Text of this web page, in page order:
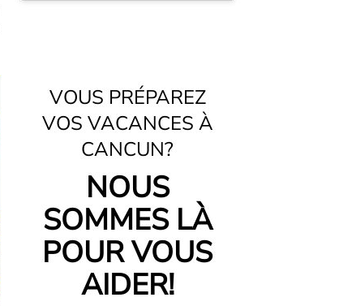
VOUS PRÉPAREZ
VOS VACANCES À
CANCUN?
NOUS
SOMMES LÀ
POUR VOUS
AIDER!